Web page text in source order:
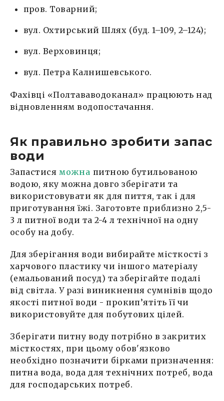
пров. Товарний;
вул. Охтирський Шлях (буд. 1–109, 2–124);
вул. Верховинця;
вул. Петра Калнишевського.
Фахівці «Полтававодоканал» працюють над
відновленням водопостачання.
Як правильно зробити запас
води
Запастися можна питною бутильованою
водою, яку можна довго зберігати та
використовувати як для пиття, так і для
приготування їжі. Заготовте приблизно 2,5-
3 л питної води та 2-4 л технічної на одну
особу на добу.
Для зберігання води вибирайте місткості з
харчового пластику чи іншого матеріалу
(емальований посуд) та зберігайте подалі
від світла. У разі виникнення сумнівів щодо
якості питної води - прокип’ятіть її чи
використовуйте для побутових цілей.
Зберігати питну воду потрібно в закритих
місткостях, при цьому обов'язково
необхідно позначити бірками призначення:
питна вода, вода для технічних потреб, вода
для господарських потреб.